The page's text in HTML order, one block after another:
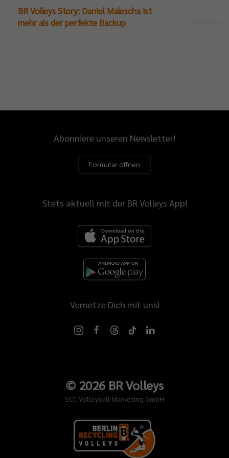
BR Volleys Story: Daniel Malescha ist
mehr als der perfekte Backup
Abonniere unseren Newsletter!
Formular öffnen
Stets aktuell mit der BR Volleys App!
Vernetze Dich mit uns!
© 2026BR Volleys
SCC Volleyball Marketing GmbH